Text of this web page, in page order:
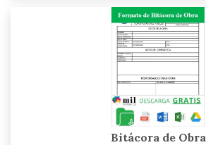
Bitácora de Obra